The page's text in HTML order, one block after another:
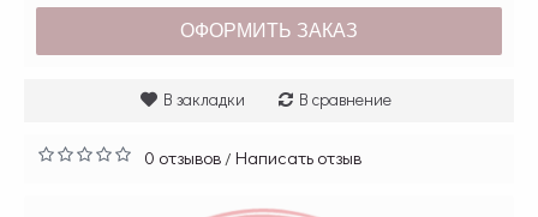
ОФОРМИТЬ ЗАКАЗ
В закладки В сравнение
0 отзывов/ Написать отзыв